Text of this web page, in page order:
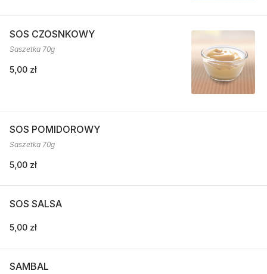
SOS CZOSNKOWY
Saszetka 70g
5,00 zł
SOS POMIDOROWY
Saszetka 70g
5,00 zł
SOS SALSA
5,00 zł
SAMBAL